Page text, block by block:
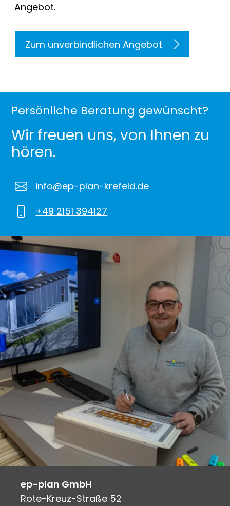
Angebot.
Zum unverbindlichen Angebot
Persönliche Beratung gewünscht?
Wir freuen uns, von Ihnen zu
hören.
info@ep-plan-krefeld.de
+49 2151 394127
ep-plan GmbH
Rote-Kreuz-Straße 52